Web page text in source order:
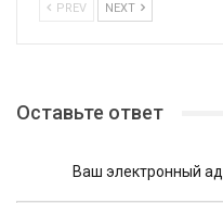
PREV NEXT
Оставьте ответ
Ваш электронный